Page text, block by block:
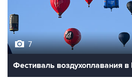
Фестиваль воздухоплавания в